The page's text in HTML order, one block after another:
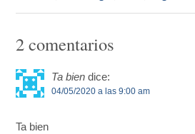
2 comentarios
Ta bien dice:
04/05/2020 a las 9:00 am
Ta bien